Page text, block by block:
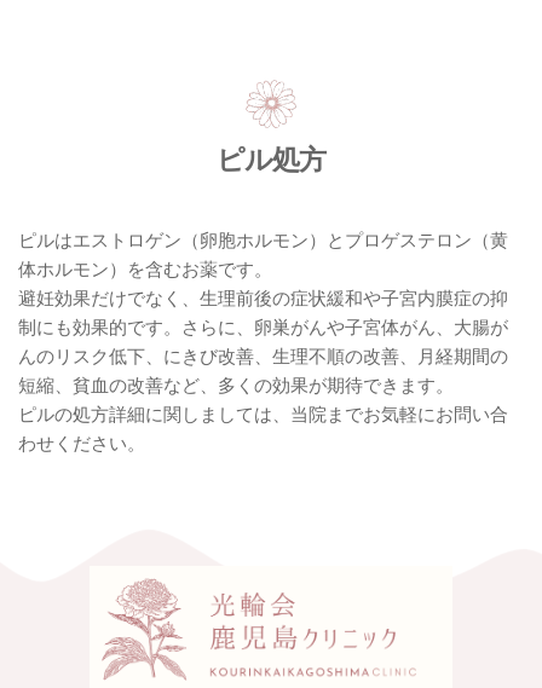
ピル処方
ピルはエストロゲン（卵胞ホルモン）とプロゲステロン（黄
体ホルモン）を含むお薬です。
避妊効果だけでなく、生理前後の症状緩和や子宮内膜症の抑
制にも効果的です。さらに、卵巣がんや子宮体がん、大腸が
んのリスク低下、にきび改善、生理不順の改善、月経期間の
短縮、貧血の改善など、多くの効果が期待できます。
ピルの処方詳細に関しましては、当院までお気軽にお問い合
わせください。